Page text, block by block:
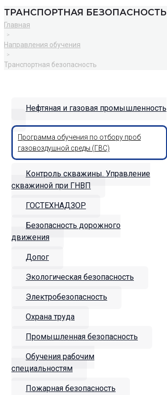
ТРАНСПОРТНАЯ БЕЗОПАСНОСТЬ
Главная
>
Направления обучения
>
Транспортная безопасность
Нефтяная и газовая промышленность
Программа обучения по отбору проб
газовоздушной среды (ГВС)
Контроль скважины. Управление
скважиной при ГНВП
ГОСТЕХНАДЗОР
Безопасность дорожного
движения
Допог
Экологическая безопасность
Электробезопасность
Охрана труда
Промышленная безопасность
Обучения рабочим
специальностям
Пожарная безопасность